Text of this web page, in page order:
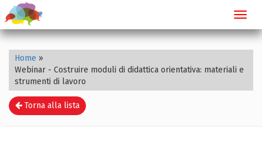
Home »
Webinar - Costruire moduli di didattica orientativa: materiali e
strumenti di lavoro
Torna alla lista